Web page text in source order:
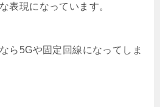
表現になっています。
ら5Gや固定回線になってしま